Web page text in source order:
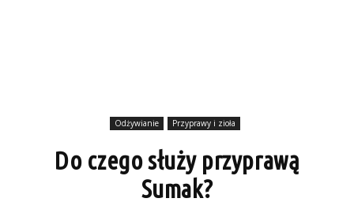
Odżywianie Przyprawy i zioła
Do czego służy przyprawą
Sumak?